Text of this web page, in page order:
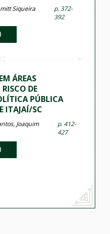
Siqueira
p. 372-
392
ÁREAS
DE
PÚBLICA
ITAJAÍ/SC
Joaquim
p. 412-
427